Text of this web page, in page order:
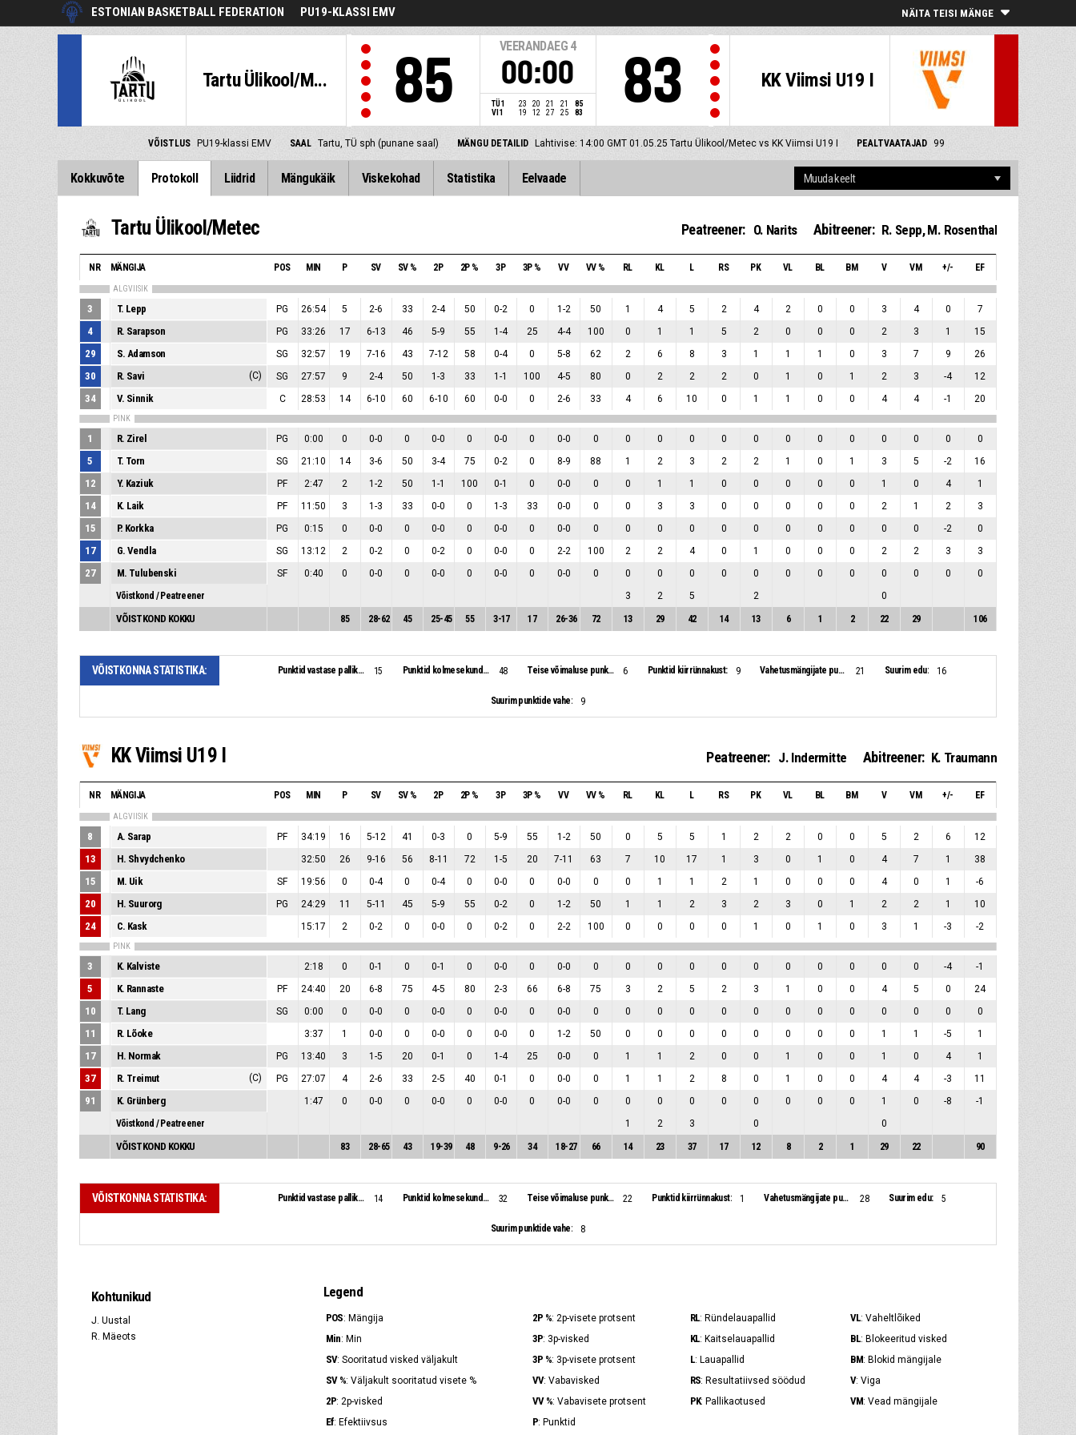
ESTONIAN BASKETBALL FEDERATION PU19-KLASSI EMV NÄITA TEISI MÄNGE
Tartu Ülikool/M... 85
VEERANDAEG 4
00:00
TÜ1 23 20 21 21
85
VI1
19 12 27 25 83
KK Viimsi U19 I
83
VÕISTLUS PU19-klassi EMV SAAL Tartu, TÜ sph (punane saal) MÄNGU DETAILID Lahtivise: 14:00 GMT 01.05.25 Tartu Ülikool/Metec vs KK Viimsi U19 I PEALTVAATAJAD 99
Kokkuvõte Protokoll Liidrid Mängukäik Viskekohad Statistika Eelvaade
Tartu Ülikool/Metec Peatreener: O. Narits Abitreener: R. Sepp,M. Rosenthal
NR MÄNGIJA POS MIN P SV SV % 2P 2P % 3P 3P % VV VV % RL KL L RS PK VL BL BM V VM +/- EF
ALGVIISIK
3 T. Lepp PG 26:54 5 2-6 33 2-4 50 0-2 0 1 -2 50 1 4 5 2 4 2 0 0 3 4 0 7
4 R. Sarapson PG 33:26 17 6-13 46 5-9 55 1-4 25 4-4 100 0 1 1 5 2 0 0 0 2 3 1 15
29 S. Adamson SG 32:57 19 7-16 43 7-12 58 0-4 0 5-8 62 2 6 8 3 1 1 1 0 3 7 9 26
30 R. Savi (C) SG 27:57 9 2-4 50 1-3 33 1-1 100 4-5 80 0 2 2 2 0 1 0 1 2 3 -4 12
34 V. Sinnik C 28:53 14 6-10 60 6-10 60 0-0 0 2-6 33 4 6 10 0 1 1 0 0 4 4 -1 20
PINK
1 R. Zirel PG 0:00 0 0-0 0 0-0 0 0-0 0 0-0 0 0 0 0 0 0 0 0 0 0 0 0 0
5 T. Torn SG 21:10 14 3-6 50 3-4 75 0-2 0 8-9 88 1 2 3 2 2 1 0 1 3 5 -2 16
12 Y. Kaziuk PF 2:47 2 1-2 50 1-1 100 0-1 0 0-0 0 0 1 1 0 0 0 0 0 1 0 4 1
14 K. Laik PF 11:50 3 1-3 33 0-0 0 1-3 33 0-0 0 0 3 3 0 0 0 0 0 2 1 2 3
15 P. Korkka PG 0:15 0 0-0 0 0-0 0 0-0 0 0-0 0 0 0 0 0 0 0 0 0 0 0 -2 0
17 G. Vendla SG 13:12 2 0-2 0 0-2 0 0-0 0 2-2 100 2 2 4 0 1 0 0 0 2 2 3 3
27 M. Tulubenski SF 0:40 0 0-0 0 0-0 0 0-0 0 0-0 0 0 0 0 0 0 0 0 0 0 0 0
0
Võistkond / Peatreener
3 2 5 2 0
VÕISTKOND KOKKU 85 28-62 45 25-45 55 3-17 17 26-36 72 13 29 42 14 13 6 1 2 22 29 106
VÕISTKONNA STATISTIKA: Punktid vastase pallikaotusest: 15 Punktid kolmesekundialast: 48 Teise võimaluse punktid: 6 Punktid kiirrünnakust: 9 Vahetusmängijate punktid: 21 Suurim edu: 16
Suurim punktide vahe: 9
KK Viimsi U19 I Peatreener: J. Indermitte Abitreener: K. Traumann
NR MÄNGIJA POS MIN P SV SV % 2P 2P % 3P 3P % VV VV % RL KL L RS PK VL BL BM V VM +/- EF
ALGVIISIK
8 A. Sarap PF 34:19 16 5-12 41 0-3 0 5-9 55 1 -2 50 0 5 5 1 2 2 0 0 5 2 6 12
13 H. Shvydchenko 32:50 26 9-16 56 8-11 72 1-5 20 7-11 63 7 10 17 1 3 0 1 0 4 7 1 38
15 M. Uik SF 19:56 0 0-4 0 0-4 0 0-0 0 0-0 0 0 1 1 2 1 0 0 0 4 0 1 -6
20 H. Suurorg PG 24:29 11 5-11 45 5-9 55 0-2 0 1 -2 50 1 1 2 3 2 3 0 1 2 2 1 10
24 C. Kask 15:17 2 0-2 0 0-0 0 0-2 0 2-2 100 0 0 0 0 1 0 1 0 3 1 -3 -2
PINK
3 K. Kalviste 2:18 0 0-1 0 0-1 0 0-0 0 0-0 0 0 0 0 0 0 0 0 0 0 0 -4 -1
5 K. Rannaste PF 24:40 20 6-8 75 4-5 80 2-3 66 6-8 75 3 2 5 2 3 1 0 0 4 5 0 24
10 T. Lang SG 0:00 0 0-0 0 0-0 0 0-0 0 0-0 0 0 0 0 0 0 0 0 0 0 0 0 0
11 R. Lõoke 3:37 1 0-0 0 0-0 0 0-0 0 1 -2 50 0 0 0 0 0 0 0 0 1 1 -5 1
17 H. Normak PG 13:40 3 1-5 20 0-1 0 1-4 25 0-0 0 1 1 2 0 0 1 0 0 1 0 4 1
37 R. Treimut (C) PG 27:07 4 2-6 33 2-5 40 0-1 0 0-0 0 1 1 2 8 0 1 0 0 4 4 -3 11
91 K. Grünberg 1:47 0 0-0 0 0-0 0 0-0 0 0-0 0 0 0 0 0 0 0 0 0 1 0 -8
-1
Võistkond / Peatreener
1 2 3 0 0
VÕISTKOND KOKKU 83 28-65 43 19-39 48 9-26 34 18-27 66 14 23 37 17 12 8 2 1 29 22 90
VÕISTKONNA STATISTIKA: Punktid vastase pallikaotusest: 14 Punktid kolmesekundialast: 32 Teise võimaluse punktid: 22 Punktid kiirrünnakust: 1 Vahetusmängijate punktid: 28 Suurim edu: 5
Suurim punktide vahe: 8
Kohtunikud
J. Uustal
R. Mäeots
Legend
POS: Mängija 2P %: 2p-visete protsent RL: Ründelauapallid VL: Vaheltlõiked
Min: Min 3P: 3p-visked KL: Kaitselauapallid BL: Blokeeritud visked
SV: Sooritatud visked väljakult 3P %: 3p-visete protsent L: Lauapallid BM: Blokid mängijale
SV %: Väljakult sooritatud visete % VV: Vabavisked RS: Resultatiivsed söödud V: Viga
2P: 2p-visked VV %: Vabavisete protsent PK: Pallikaotused VM: Vead mängijale
Ef: Efektiivsus P: Punktid